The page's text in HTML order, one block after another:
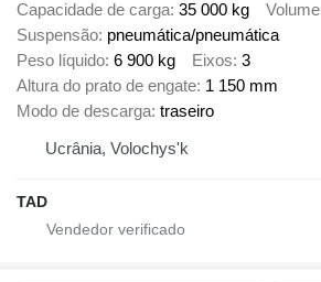
Capacidade de carga 35 000 kg Volume
Suspensão pneumática/pneumática
Peso líquido 6 900 kg Eixos 3
Altura do prato de engate 1 150 mm
Modo de descarga traseiro
Ucrânia, Volochys'k
TAD